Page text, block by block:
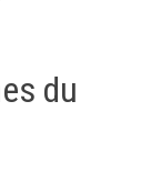
du